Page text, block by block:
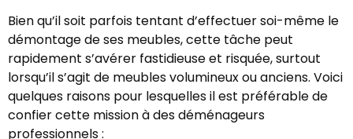
Bien qu’il soit parfois tentant d’effectuer soi-même le
démontage de ses meubles, cette tâche peut
rapidement s’avérer fastidieuse et risquée, surtout
lorsqu’il s’agit de meubles volumineux ou anciens. Voici
quelques raisons pour lesquelles il est préférable de
confier cette mission à des déménageurs
professionnels :